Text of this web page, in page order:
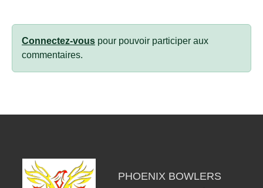
Connectez-vous pour pouvoir participer aux
commentaires.
PHOENIX BOWLERS